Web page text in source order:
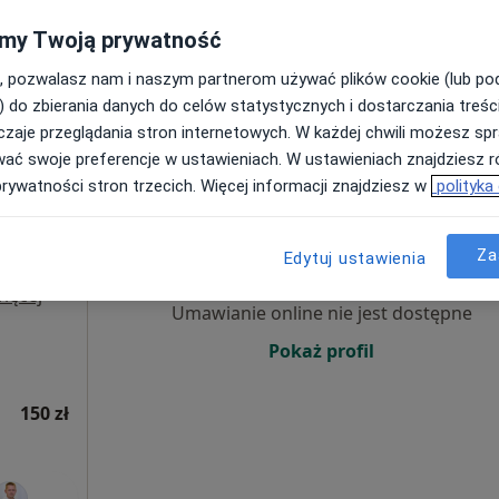
220 zł
150 zł
9 Sie
Umawianie online nie jest dostępne
Pokaż profil
Twoją prywatność
pozwalasz nam i naszym partnerom używać plików cookie (lub
do zbierania danych do celów statystycznych i dostarczania
przeglądania stron internetowych. W każdej chwili możesz
swoje preferencje w ustawieniach. W ustawieniach znajdziesz
stron trzecich. Więcej informacji znajdziesz w polityka
Edytuj ustawienia